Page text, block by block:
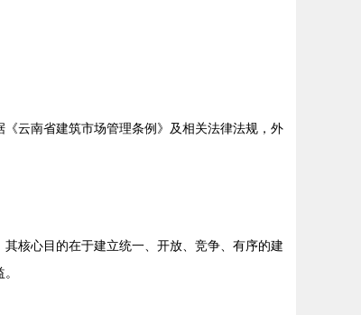
云南省建筑市场管理条例》及相关法律法规，外
核心目的在于建立统一、开放、竞争、有序的建